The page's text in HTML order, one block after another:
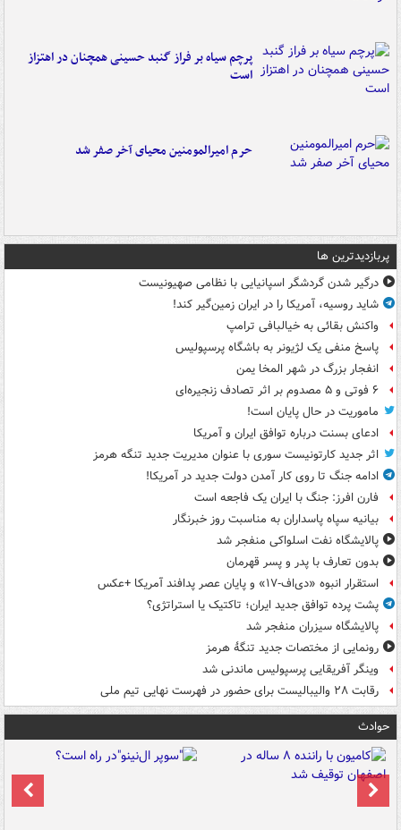
پرچم سیاه بر فراز گنبد حسینی همچنان در اهتزاز
است
حرم امیرالمومنین محیای آخر صفر شد
پربازدیدترین ها
درگیر شدن گردشگر اسپانیایی با نظامی صهیونیست
شاید روسیه، آمریکا را در ایران زمین‌گیر کند!
واکنش بقائی به خیالبافی ترامپ
پاسخ منفی یک لژیونر به باشگاه پرسپولیس
انفجار بزرگ در شهر المخا یمن
۶ فوتی و ۵ مصدوم بر اثر تصادف زنجیره‌ای
ماموریت در حال پایان است!
ادعای بسنت درباره توافق ایران و آمریکا
اثر جدید کارتونیست سوری با عنوان مدیریت جدید تنگه هرمز
ادامه جنگ تا روی کار آمدن دولت جدید در آمریکا!
فارن افرز: جنگ با ایران یک فاجعه است
بیانیه سپاه پاسداران به مناسبت روز خبرنگار
پالایشگاه نفت اسلواکی منفجر شد
بدون تعارف با پدر و پسر قهرمان
استقرار انبوه «دی‌اف‑۱۷» و پایان عصر پدافند آمریکا +عکس
پشت پرده توافق جدید ایران؛ تاکتیک یا استراتژی؟
پالایشگاه سیزران منفجر شد
رونمایی از مختصات جدید تنگۀ هرمز
وینگر آفریقایی پرسپولیس ماندنی شد
رقابت ۲۸ والیبالیست برای حضور در فهرست نهایی تیم ملی
حوادث